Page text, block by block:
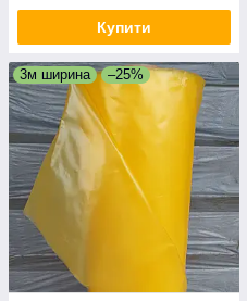
Купити
3м ширина –25%